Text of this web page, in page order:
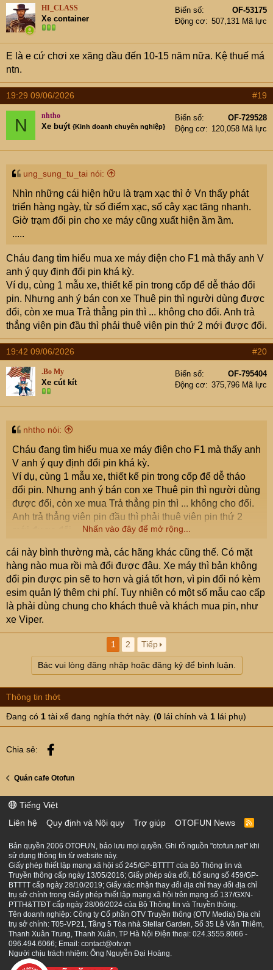
HI_CLASS
Xe container
Biển số
OF-53175
Động cơ
507,131 Mã lực
E là e cứ chơi xe xăng dầu đến 10-15 năm nữa. Kệ thuế má
ntn.
19:29 09/06/2026 #19
N nhtho
Xe buýt {Kinh doanh chuyên nghiệp}
Biển số
OF-729528
Động cơ
120,058 Mã lực
ung_sung_tu_tai nói:
Nhìn những cái hiện hữu là trạm xạc thì ở Vn thấy phát
triển hàng ngày, từ số điểm xạc, số cây xạc tăng nhanh.
Giờ trạm đổi pin cho xe máy cũng xuất hiện ầm ầm.
.....
Cháu đang tìm hiểu mua xe máy điện cho F1 mà thấy anh V
anh ý quy định đổi pin khá kỳ.
Ví dụ, cùng 1 mẫu xe, thiết kế pin trong cốp để dễ tháo đổi
pin. Nhưng anh ý bán con xe Thuê pin thì người dùng được
đổi, còn xe mua Trả thẳng pin thì ... không cho đổi. Anh trả
thẳng viên pin đầu thì phải thuê viên pin thứ 2 mới được đổi.
19:42 09/06/2026 #20
.Bo My
Xe cút kít
Biển số
OF-795404
Động cơ
375,796 Mã lực
nhtho nói:
Cháu đang tìm hiểu mua xe máy điện cho F1 mà thấy anh
V anh ý quy định đổi pin khá kỳ.
Ví dụ, cùng 1 mẫu xe, thiết kế pin trong cốp để dễ tháo
đổi pin. Nhưng anh ý bán con xe Thuê pin thì người dùng
được đổi, còn xe mua Trả thẳng pin thì ... không cho đổi.
Anh trả thẳng viên pin đầu thì phải thuê viên pin thứ 2
Nhấn vào đây để mở rộng...
cái này bình thường mà, các hãng khác cũng thế. Có mặt
hàng nào mua rồi mà đổi được đâu. Xe máy thì bản không
đổi pin được pin sẽ to hơn và giá tốt hơn, vì pin đổi nó kèm
esim quản lý thêm chi phí. Tuy nhiên có một số mẫu cao cấp
là phải dùng chung cho khách thuê và khách mua pin, như
xe Viper.
1 2 Tiếp
Bác vui lòng đăng nhập hoặc đăng ký để bình luận.
Thông tin thớt
Đang có 1 tài xế đang nghía thớt này. (0 lái chính và 1 lái phụ)
Chia sẻ:
Quán cafe Otofun
Tiếng Việt
Liên hệ
Quy định và Nội quy Trợ giúp OTOFUN News
R
S
Bản quyền 2006 OTOFUN, bảo lưu mọi quyền. Ghi rõ nguồn "otofun.net" khi
sử dụng thông tin từ website này.
Giấy phép thiết lập mạng xã hội số 245/GP-BTTTT của Bộ Thông tin và
Truyền thông cấp ngày 13/05/2016; Giấy phép sửa đổi, bổ sung số 459/GP-
BTTTT cấp ngày 28/10/2019; Giấy xác nhận thay đổi địa chỉ thay đổi địa chỉ
trụ sở chính trong Giấy phép thiết lập mạng xã hội trên mạng số 137/GXN-
PTTH&TTĐT cấp ngày 28/06/2024 của Bộ Thông tin và Truyền thông.
Tên doanh nghiệp: Công ty Cổ phần OTV Truyền thông (OTV Media) Địa chỉ
trụ sở chính: T05-VP21, Tầng 5 Tòa nhà Stellar Garden, Số 35 Lê Văn Thiêm,
Thanh Xuân Trung, Thanh Xuân, TP Hà Nội Điện thoại: 024.3555.8066 -
096.494.6066; Email: contact@otv.vn
Người chịu trách nhiệm: Ông Nguyễn Đại Hoàng.